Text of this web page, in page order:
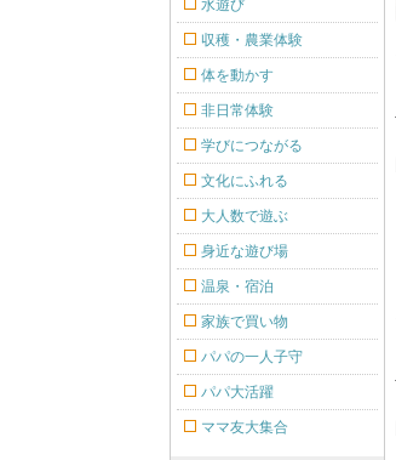
水遊び
収穫・農業体験
体を動かす
非日常体験
学びにつながる
文化にふれる
大人数で遊ぶ
身近な遊び場
温泉・宿泊
家族で買い物
パパの一人子守
パパ大活躍
ママ友大集合